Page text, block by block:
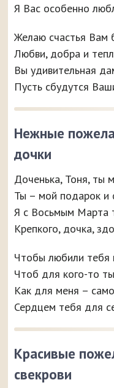
Я Вас особенно
Желаю счастья Вам
Любви, добра и
Вы удивительная
Пусть сбудутся
Нежные
дочки
Доченька, Тоня, ты
Ты – мой подарок и
Я с Восьмым Марта
Крепкого, дочка,
Чтобы любили тебя
Чтоб для кого-то
Как для меня –
Сердцем тебя для
Красивые
свекрови